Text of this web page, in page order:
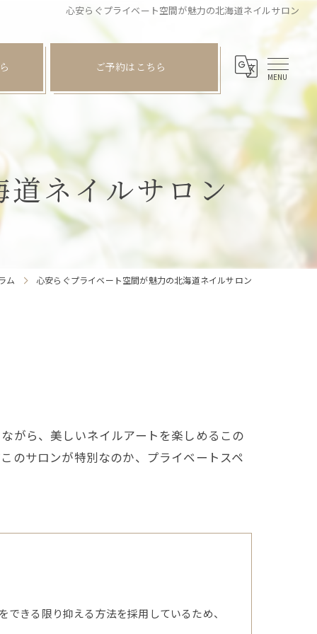
心安らぐプライベート空間が魅力の北海道ネイルサロン
ご予約はこちら
道ネイルサロン
ム 心安らぐプライベート空間が魅力の北海道ネイルサロン
がら、美しいネイルアートを楽しめるこの
のサロンが特別なのか、プライベートスペ
きる限り抑える方法を採用しているため、